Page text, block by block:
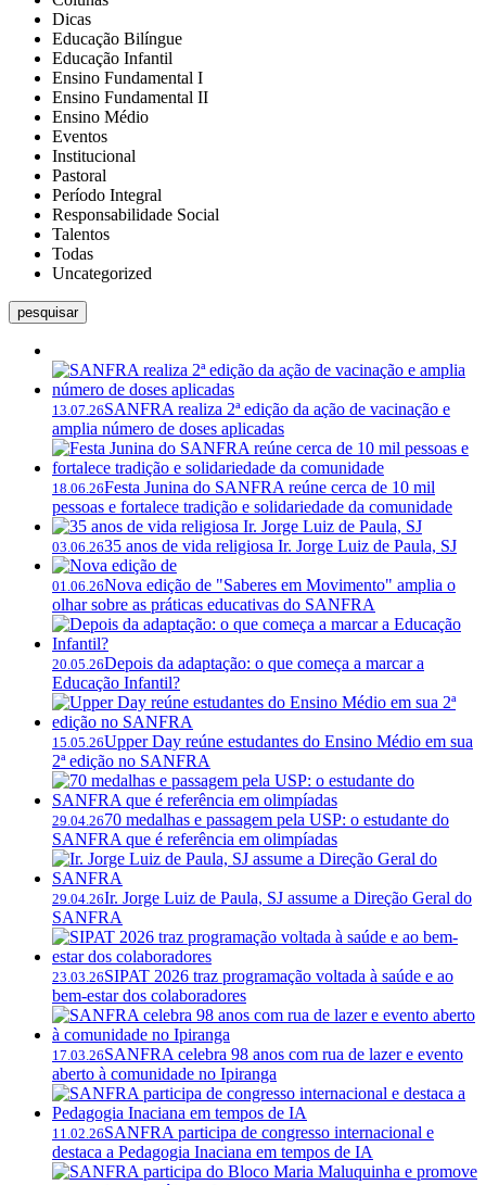
Dicas
Educação Bilíngue
Educação Infantil
Ensino Fundamental I
Ensino Fundamental II
Ensino Médio
Eventos
Institucional
Pastoral
Período Integral
Responsabilidade Social
Talentos
Todas
Uncategorized
pesquisar
13.07.26SANFRA realiza 2ª edição da ação de vacinação e
amplia número de doses aplicadas
18.06.26Festa Junina do SANFRA reúne cerca de 10 mil
pessoas e fortalece tradição e solidariedade da comunidade
03.06.2635 anos de vida religiosa Ir. Jorge Luiz de Paula, SJ
01.06.26Nova edição de "Saberes em Movimento" amplia o
olhar sobre as práticas educativas do SANFRA
20.05.26Depois da adaptação: o que começa a marcar a
Educação Infantil?
15.05.26Upper Day reúne estudantes do Ensino Médio em sua
2ª edição no SANFRA
29.04.2670 medalhas e passagem pela USP: o estudante do
SANFRA que é referência em olimpíadas
29.04.26Ir. Jorge Luiz de Paula, SJ assume a Direção Geral do
SANFRA
23.03.26SIPAT 2026 traz programação voltada à saúde e ao
bem-estar dos colaboradores
17.03.26SANFRA celebra 98 anos com rua de lazer e evento
aberto à comunidade no Ipiranga
11.02.26SANFRA participa de congresso internacional e
destaca a Pedagogia Inaciana em tempos de IA